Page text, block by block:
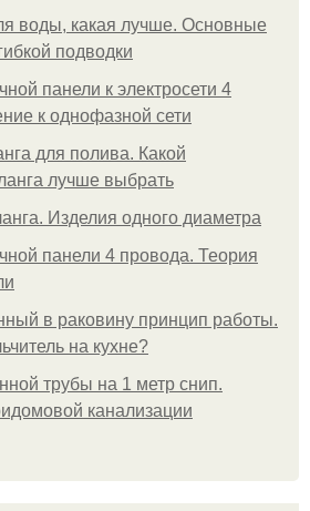
воды, какая лучше. Основные
подводки
панели к электросети 4
к однофазной сети
для полива. Какой
лучше выбрать
Изделия одного диаметра
панели 4 провода. Теория
в раковину принцип работы.
на кухне?
трубы на 1 метр снип.
канализации